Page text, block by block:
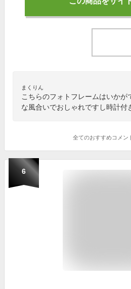
まくりん
こちらのフォトフレームはいかが
な風合いでおしゃれですし時計付
全てのおすすめコメン
6